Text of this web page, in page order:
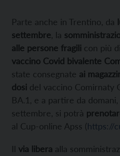
Parte anche in Trentino, da
settembre , la
alle persone fragili con più
vaccino Covid bivalente
state consegnate ai
dosi del vaccino Comirnaty
BA.1, e a partire da
settembre, si potrà
al Cup-online Apss (https://
Il via libera alla